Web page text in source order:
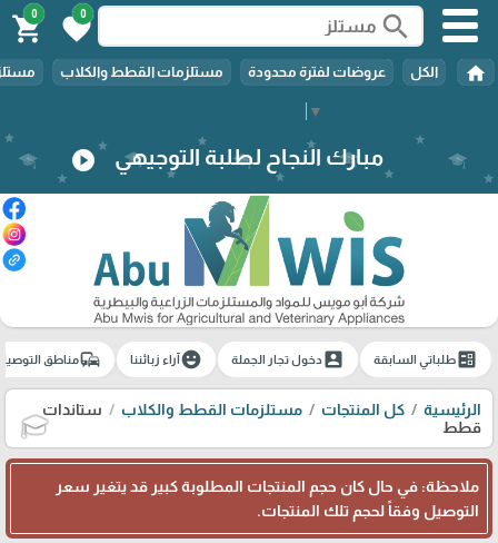
▼
search
0
favorite
0
shopping_cart
home الكل عروضات لفترة محدودة مستلزمات القطط والكلاب
مبارك النجاح لطلبة التوجيهي play_circle
🎓
ballotطلباتي السابقة account_boxدخول تجار الجملة emoji_emotionsآراء زبائننا commuteمناطق
الرئيسية كل المنتجات مستلزمات القطط والكلاب
ستاندات
قطط
ملاحظة: في حال كان حجم المنتجات المطلوبة كبير قد يتغير سعر
التوصيل وفقاً لحجم تلك المنتجات.